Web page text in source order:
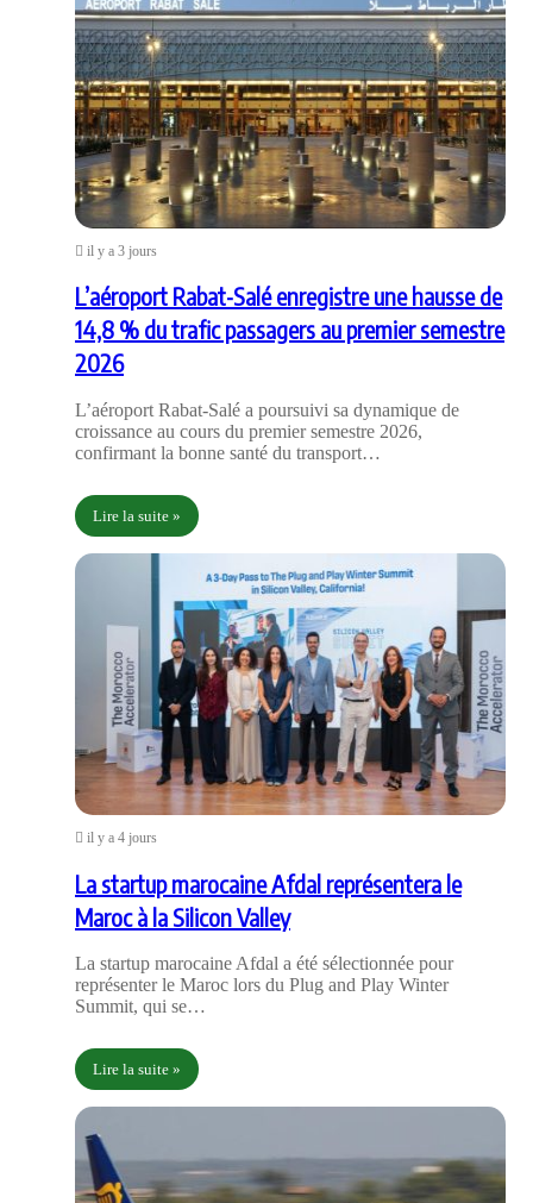
il y a 3 jours
L’aéroport Rabat-Salé enregistre une hausse de
14,8 % du trafic passagers au premier semestre
2026
L’aéroport Rabat-Salé a poursuivi sa dynamique de
croissance au cours du premier semestre 2026,
confirmant la bonne santé du transport…
Lire la suite »
il y a 4 jours
La startup marocaine Afdal représentera le
Maroc à la Silicon Valley
La startup marocaine Afdal a été sélectionnée pour
représenter le Maroc lors du Plug and Play Winter
Summit, qui se…
Lire la suite »